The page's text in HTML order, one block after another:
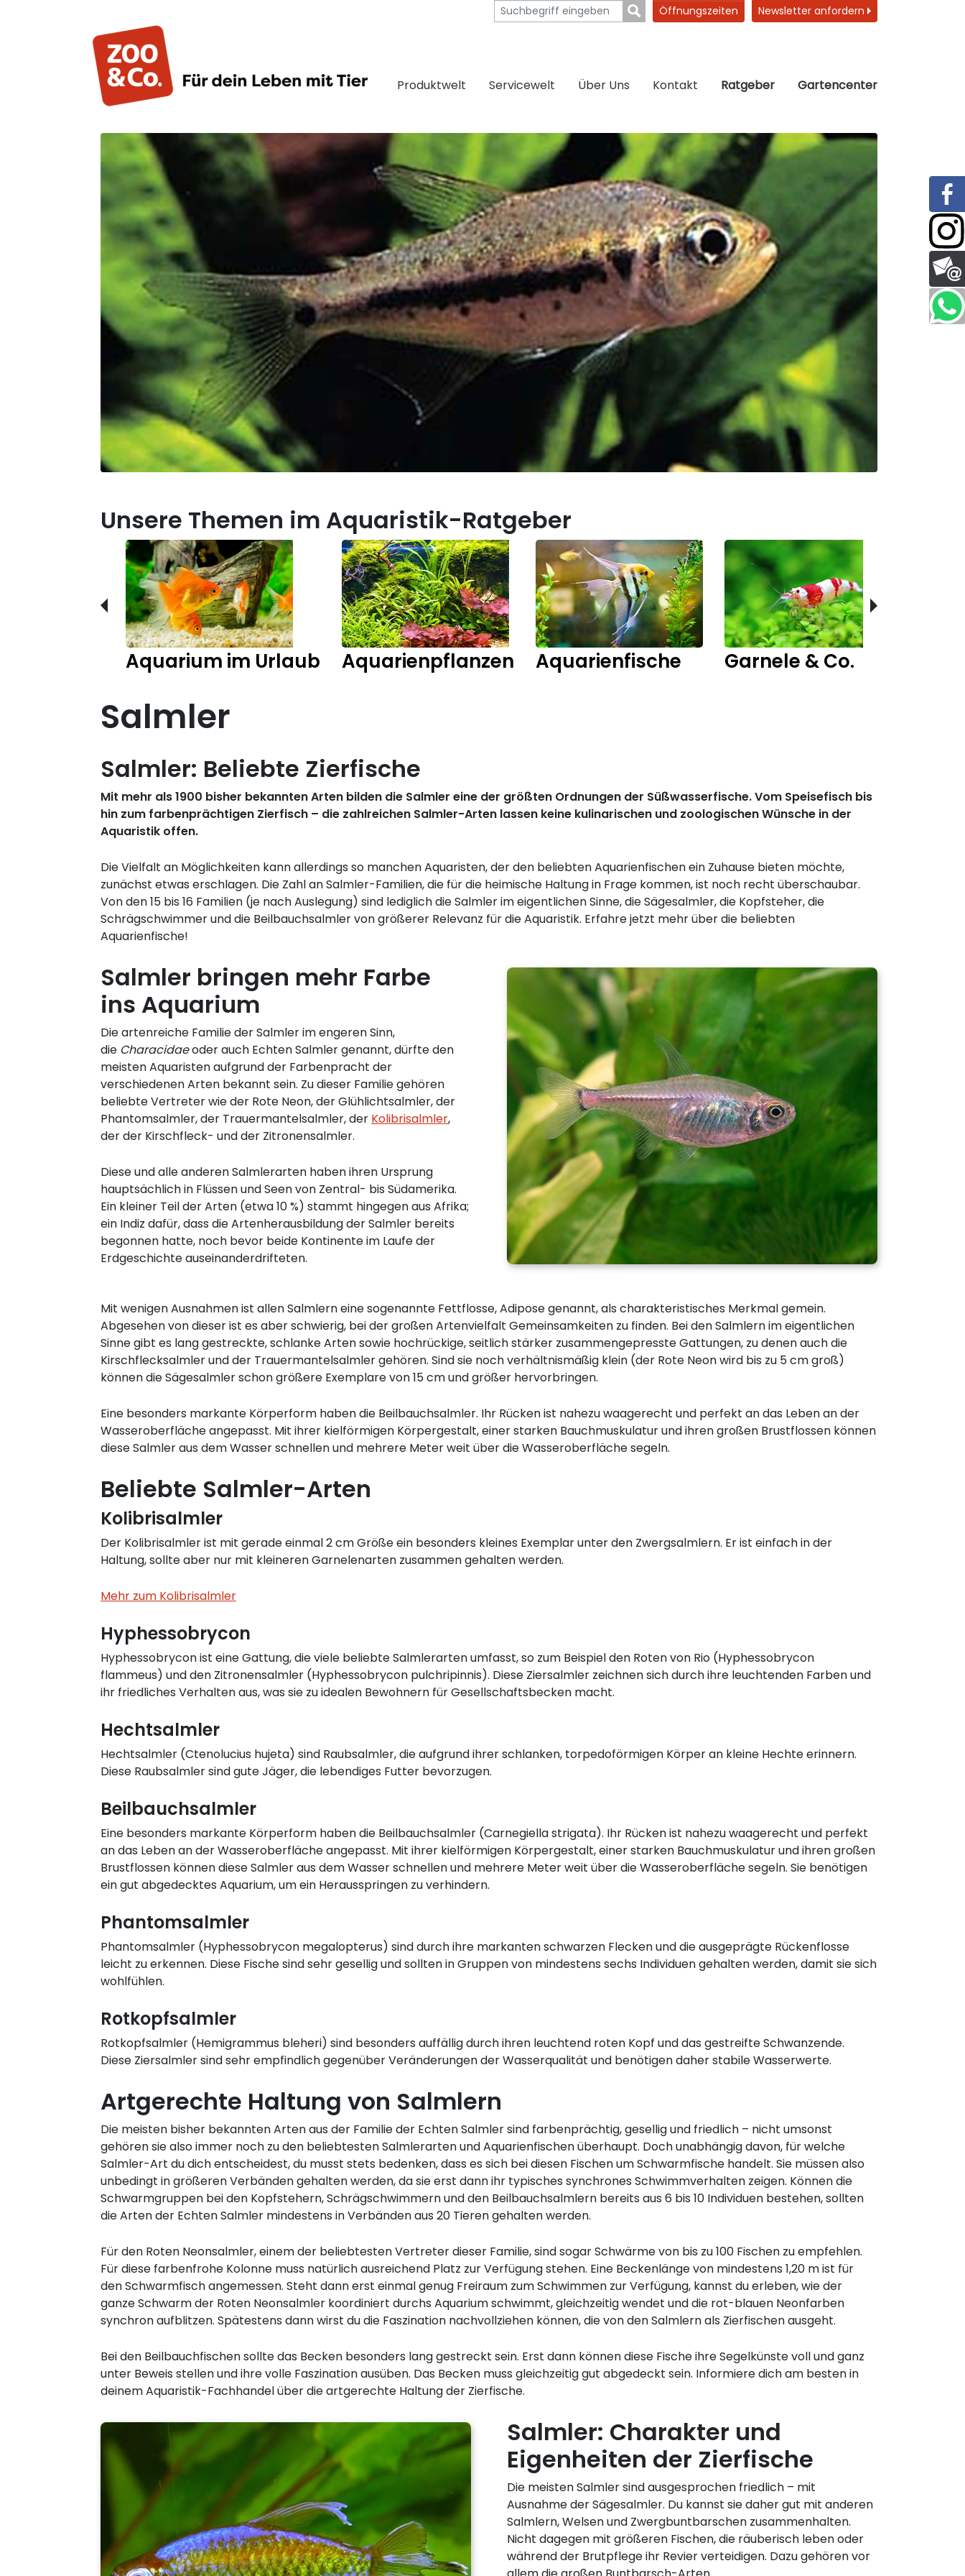
Öffnungszeiten Newsletter anfordern
Produktwelt Servicewelt Über Uns Kontakt Ratgeber Gartencenter
Unsere Themen im Aquaristik-Ratgeber
Aquarium im Urlaub Aquarienpflanzen Aquarienfische Garnele & Co.
Salmler
Salmler: Beliebte Zierfische
Mit mehr als 1900 bisher bekannten Arten bilden die Salmler eine der größten Ordnungen der Süßwasserfische. Vom Speisefisch bis
hin zum farbenprächtigen Zierfisch – die zahlreichen Salmler-Arten lassen keine kulinarischen und zoologischen Wünsche in der
Aquaristik offen.
Die Vielfalt an Möglichkeiten kann allerdings so manchen Aquaristen, der den beliebten Aquarienfischen ein Zuhause bieten möchte,
zunächst etwas erschlagen. Die Zahl an Salmler-Familien, die für die heimische Haltung in Frage kommen, ist noch recht überschaubar.
Von den 15 bis 16 Familien (je nach Auslegung) sind lediglich die Salmler im eigentlichen Sinne, die Sägesalmler, die Kopfsteher, die
Schrägschwimmer und die Beilbauchsalmler von größerer Relevanz für die Aquaristik. Erfahre jetzt mehr über die beliebten
Aquarienfische!
Salmler bringen mehr Farbe
ins Aquarium
Die artenreiche Familie der Salmler im engeren Sinn,
die Characidaeoder auch Echten Salmler genannt, dürfte den
meisten Aquaristen aufgrund der Farbenpracht der
verschiedenen Arten bekannt sein. Zu dieser Familie gehören
beliebte Vertreter wie der Rote Neon, der Glühlichtsalmler, der
Phantomsalmler, der Trauermantelsalmler, der Kolibrisalmler,
der der Kirschfleck- und der Zitronensalmler.
Diese und alle anderen Salmlerarten haben ihren Ursprung
hauptsächlich in Flüssen und Seen von Zentral- bis Südamerika.
Ein kleiner Teil der Arten (etwa 10 %) stammt hingegen aus Afrika;
ein Indiz dafür, dass die Artenherausbildung der Salmler bereits
begonnen hatte, noch bevor beide Kontinente im Laufe der
Erdgeschichte auseinanderdrifteten.
Mit wenigen Ausnahmen ist allen Salmlern eine sogenannte Fettflosse, Adipose genannt, als charakteristisches Merkmal gemein.
Abgesehen von dieser ist es aber schwierig, bei der großen Artenvielfalt Gemeinsamkeiten zu finden. Bei den Salmlern im eigentlichen
Sinne gibt es lang gestreckte, schlanke Arten sowie hochrückige, seitlich stärker zusammengepresste Gattungen, zu denen auch die
Kirschflecksalmler und der Trauermantelsalmler gehören. Sind sie noch verhältnismäßig klein (der Rote Neon wird bis zu 5 cm groß)
können die Sägesalmler schon größere Exemplare von 15 cm und größer hervorbringen.
Eine besonders markante Körperform haben die Beilbauchsalmler. Ihr Rücken ist nahezu waagerecht und perfekt an das Leben an der
Wasseroberfläche angepasst. Mit ihrer kielförmigen Körpergestalt, einer starken Bauchmuskulatur und ihren großen Brustflossen können
diese Salmler aus dem Wasser schnellen und mehrere Meter weit über die Wasseroberfläche segeln.
Beliebte Salmler-Arten
Kolibrisalmler
Der Kolibrisalmler ist mit gerade einmal 2 cm Größe ein besonders kleines Exemplar unter den Zwergsalmlern. Er ist einfach in der
Haltung, sollte aber nur mit kleineren Garnelenarten zusammen gehalten werden.
Mehr zum Kolibrisalmler
Hyphessobrycon
Hyphessobrycon ist eine Gattung, die viele beliebte Salmlerarten umfasst, so zum Beispiel den Roten von Rio (Hyphessobrycon
flammeus) und den Zitronensalmler (Hyphessobrycon pulchripinnis). Diese Ziersalmler zeichnen sich durch ihre leuchtenden Farben und
ihr friedliches Verhalten aus, was sie zu idealen Bewohnern für Gesellschaftsbecken macht.
Hechtsalmler
Hechtsalmler (Ctenolucius hujeta) sind Raubsalmler, die aufgrund ihrer schlanken, torpedoförmigen Körper an kleine Hechte erinnern.
Diese Raubsalmler sind gute Jäger, die lebendiges Futter bevorzugen.
Beilbauchsalmler
Eine besonders markante Körperform haben die Beilbauchsalmler (Carnegiella strigata). Ihr Rücken ist nahezu waagerecht und perfekt
an das Leben an der Wasseroberfläche angepasst. Mit ihrer kielförmigen Körpergestalt, einer starken Bauchmuskulatur und ihren großen
Brustflossen können diese Salmler aus dem Wasser schnellen und mehrere Meter weit über die Wasseroberfläche segeln. Sie benötigen
ein gut abgedecktes Aquarium, um ein Herausspringen zu verhindern.
Phantomsalmler
Phantomsalmler (Hyphessobrycon megalopterus) sind durch ihre markanten schwarzen Flecken und die ausgeprägte Rückenflosse
leicht zu erkennen. Diese Fische sind sehr gesellig und sollten in Gruppen von mindestens sechs Individuen gehalten werden, damit sie sich
wohlfühlen.
Rotkopfsalmler
Rotkopfsalmler (Hemigrammus bleheri) sind besonders auffällig durch ihren leuchtend roten Kopf und das gestreifte Schwanzende.
Diese Ziersalmler sind sehr empfindlich gegenüber Veränderungen der Wasserqualität und benötigen daher stabile Wasserwerte.
Artgerechte Haltung von Salmlern
Die meisten bisher bekannten Arten aus der Familie der Echten Salmler sind farbenprächtig, gesellig und friedlich – nicht umsonst
gehören sie also immer noch zu den beliebtesten Salmlerarten und Aquarienfischen überhaupt. Doch unabhängig davon, für welche
Salmler-Art du dich entscheidest, du musst stets bedenken, dass es sich bei diesen Fischen um Schwarmfische handelt. Sie müssen also
unbedingt in größeren Verbänden gehalten werden, da sie erst dann ihr typisches synchrones Schwimmverhalten zeigen. Können die
Schwarmgruppen bei den Kopfstehern, Schrägschwimmern und den Beilbauchsalmlern bereits aus 6 bis 10 Individuen bestehen, sollten
die Arten der Echten Salmler mindestens in Verbänden aus 20 Tieren gehalten werden.
Für den Roten Neonsalmler, einem der beliebtesten Vertreter dieser Familie, sind sogar Schwärme von bis zu 100 Fischen zu empfehlen.
Für diese farbenfrohe Kolonne muss natürlich ausreichend Platz zur Verfügung stehen. Eine Beckenlänge von mindestens 1,20 m ist für
den Schwarmfisch angemessen. Steht dann erst einmal genug Freiraum zum Schwimmen zur Verfügung, kannst du erleben, wie der
ganze Schwarm der Roten Neonsalmler koordiniert durchs Aquarium schwimmt, gleichzeitig wendet und die rot-blauen Neonfarben
synchron aufblitzen. Spätestens dann wirst du die Faszination nachvollziehen können, die von den Salmlern als Zierfischen ausgeht.
Bei den Beilbauchfischen sollte das Becken besonders lang gestreckt sein. Erst dann können diese Fische ihre Segelkünste voll und ganz
unter Beweis stellen und ihre volle Faszination ausüben. Das Becken muss gleichzeitig gut abgedeckt sein. Informiere dich am besten in
deinem Aquaristik-Fachhandel über die artgerechte Haltung der Zierfische.
Salmler: Charakter und
Eigenheiten der Zierfische
Die meisten Salmler sind ausgesprochen friedlich – mit
Ausnahme der Sägesalmler. Du kannst sie daher gut mit anderen
Salmlern, Welsen und Zwergbuntbarschen zusammenhalten.
Nicht dagegen mit größeren Fischen, die räuberisch leben oder
während der Brutpflege ihr Revier verteidigen. Dazu gehören vor